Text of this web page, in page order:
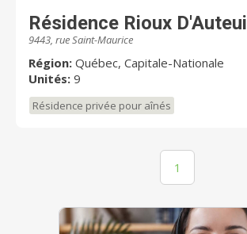
Résidence Rioux D'Auteuil
9443, rue Saint-Maurice
Région: Québec, Capitale-Nationale
Unités: 9
Résidence privée pour aînés
1